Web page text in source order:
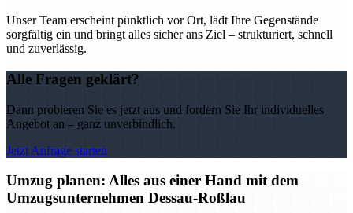
Unser Team erscheint pünktlich vor Ort, lädt Ihre Gegenstände
sorgfältig ein und bringt alles sicher ans Ziel – strukturiert, schnell
und zuverlässig.
Alle Fragen geklärt?
Dann probieren Sie es jetzt aus und fordern Sie Ihr individuelles
Angebot an – ganz unverbindlich.
Jetzt Anfrage starten
Umzug planen: Alles aus einer Hand mit dem
Umzugsunternehmen Dessau-Roßlau